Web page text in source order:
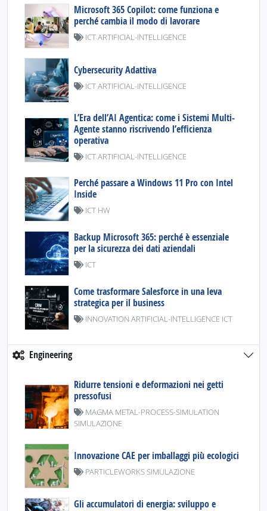
Microsoft 365 Copilot: come funziona e
perché cambia il modo di lavorare
ICT ARTIFICIAL-INTELLIGENCE
Cybersecurity Adattiva
ICT ARTIFICIAL-INTELLIGENCE
L’Era dell’AI Agentica: come i Sistemi Multi-
Agente stanno riscrivendo l’efficienza
operativa
ICT ARTIFICIAL-INTELLIGENCE
Perché passare a Windows 11 Pro con Intel
Inside
ICT HW
Backup Microsoft 365: perché è essenziale
per la sicurezza dei dati aziendali
ICT
Come trasformare Salesforce in una leva
strategica per il business
INNOVATION ARTIFICIAL-INTELLIGENCE ICT
Engineering
Ridurre tensioni e deformazioni nei getti
pressofusi
MAGMA METAL-PROCESS-SIMULATION
SIMULAZIONE
Innovazione CAE per imballaggi più ecologici
PARTICLEWORKS SIMULAZIONE
Gli accumulatori di energia: sviluppo e